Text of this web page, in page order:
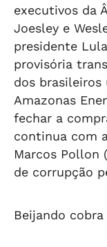
executivos da
Joesley e
presidente
provisória
dos brasileiros
Amazonas
fechar a
continua com
Marcos Pollon
de corrupção
Beijando